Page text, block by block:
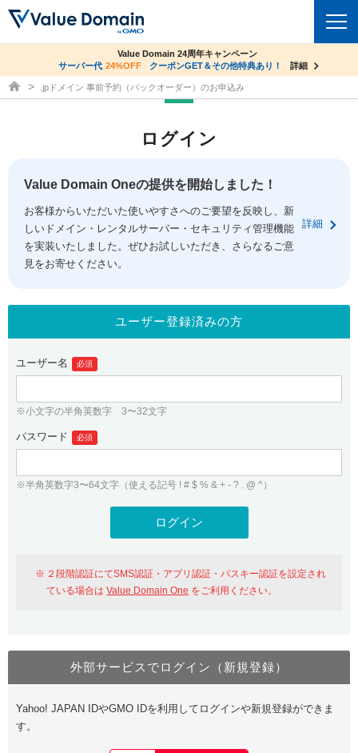
ドメイントップ
ドメイン移管
ドメイン価格一覧
ドメイン一括検索
.jpドメインオークション
gTLDオークション NEW!
.jpドメインバックオーダー
プレミアムドメイン
人気ドメインの種類
WHOIS検索
コアサーバー
バリューサーバー
XREA
セキュリティトップ
Value Domain ネットde診断
SSL証明書
サービストップ
お得意様割引
紹介制度
バリュードメインAPI
ドメイン・ホスティングOEM
facebook
ログイン
従来のバリュードメインをご利用希望の方
Value Domainにログイン
おすすめ One レンタルサーバーを含む最新の機能を使う方
Value Domain Oneにログイン
ユーザー登録
Value Domain Oneアカウント作成
co.jpドメイン✕コアサーバーV2ビジネス応援キャンペーン
サーバー料金1年間無料
詳細
Value Domain 24周年キャンペーン
サーバー代 24%OFF クーポンGET＆その他特典あり！ 詳細
ドメイン取得ならバリュードメイン
.jpドメイン 事前予約（バックオーダー）のお申込み
ログイン
Value Domain Oneの提供を開始しました！
お客様からいただいた使いやすさへのご要望を反映し、新
しいドメイン・レンタルサーバー・セキュリティ管理機能
を実装いたしました。ぜひお試しいただき、さらなるご意
見をお寄せください。
詳細
ユーザー登録済みの方
ユーザー名 必須
※小文字の半角英数字 3〜32文字
パスワード 必須
※半角英数字3〜64文字（使える記号 ! # $ % & + - ? . @ ^）
２段階認証にてSMS認証・アプリ認証・パスキー認証を設定され
ている場合はValue Domain One をご利用ください。
外部サービスでログイン（新規登録）
Yahoo! JAPAN IDやGMO IDを利用してログインや新規登録ができま
す。